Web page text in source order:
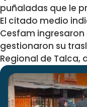
puñaladas que le
El citado medio
Cesfam
gestionaron su
Regional de Talca,